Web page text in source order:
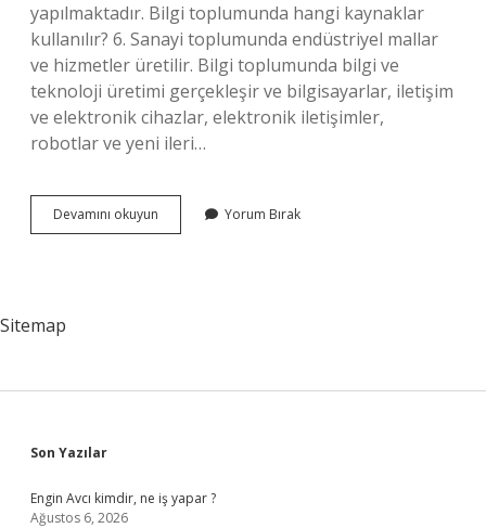
yapılmaktadır. Bilgi toplumunda hangi kaynaklar
kullanılır? 6. Sanayi toplumunda endüstriyel mallar
ve hizmetler üretilir. Bilgi toplumunda bilgi ve
teknoloji üretimi gerçekleşir ve bilgisayarlar, iletişim
ve elektronik cihazlar, elektronik iletişimler,
robotlar ve yeni ileri…
Devamını okuyun
Toplumuna
Yorum Bırak
Sitemap
Sidebar
Son Yazılar
Engin Avcı kimdir, ne iş yapar ?
Ağustos 6, 2026